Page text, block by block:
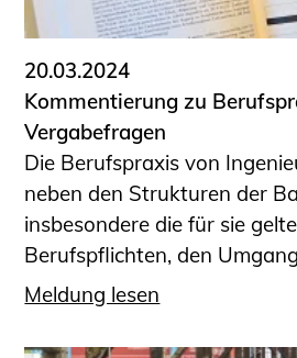
20.03.2024
Kommentierung zu
Vergabefragen
Die Berufspraxis von
neben den Strukturen der
insbesondere die für sie
Berufspflichten, den
Meldung lesen